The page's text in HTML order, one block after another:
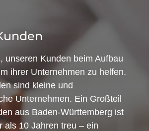
unseren Kunden beim Aufbau
ihrer Unternehmen zu helfen.
sind kleine und
Unternehmen. Ein Großteil
aus Baden-Württemberg ist
als 10 Jahren treu – ein